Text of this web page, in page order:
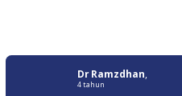
Dr Ramzdhan
4 tahun